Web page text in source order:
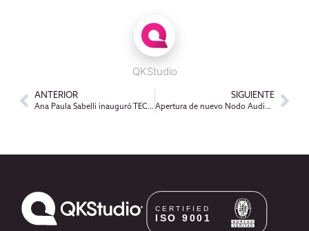
QKStudio
ANTERIOR
Ana Paula Sabelli inauguró TEC La Plata junto al Intendente de La Plata, Pablo Bruera
SIGUIENTE
Apertura de nuevo Nodo Audiovisual tecnológico para La Plata, Berisso y Ensenada